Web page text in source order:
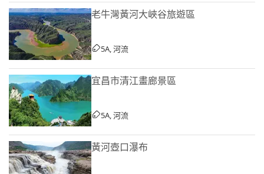
老牛灣黃河大峽谷旅遊區
5A, 河流
宜昌市清江畫廊景區
5A, 河流
黃河壺口瀑布